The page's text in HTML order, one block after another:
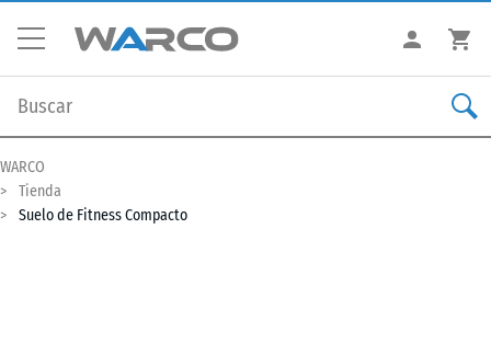
WARCO
Tienda
Suelo de Fitness Compacto